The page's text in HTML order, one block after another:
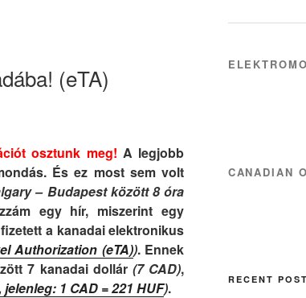
(eTA)
osztunk meg! A legjobb
És ez most sem volt
– Budapest között 8 óra
egy hír, miszerint egy
a kanadai elektronikus
Authorization (eTA)). Ennek
7 kanadai dollár(7 CAD),
1 CAD = 221 HUF).
CANADIAN
RECENT